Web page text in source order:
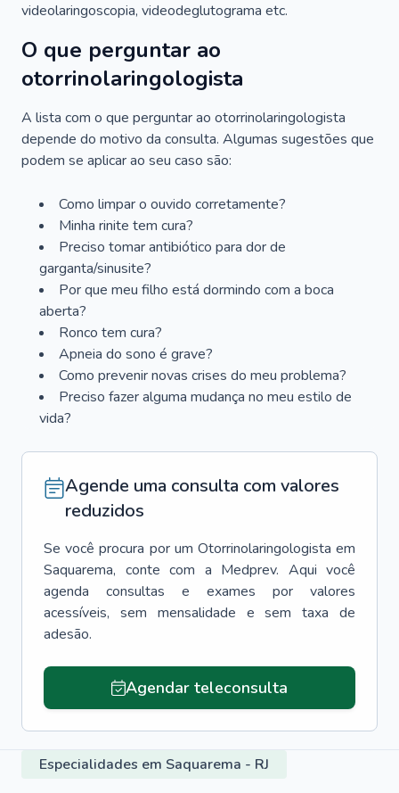
videolaringoscopia, videodeglutograma etc.
O que perguntar ao
otorrinolaringologista
A lista com o que perguntar ao otorrinolaringologista
depende do motivo da consulta. Algumas sugestões que
podem se aplicar ao seu caso são:
Como limpar o ouvido corretamente?
Minha rinite tem cura?
Preciso tomar antibiótico para dor de
garganta/sinusite?
Por que meu filho está dormindo com a boca
aberta?
Ronco tem cura?
Apneia do sono é grave?
Como prevenir novas crises do meu problema?
Preciso fazer alguma mudança no meu estilo de
vida?
Agende uma consulta com valores
reduzidos
Se você procura por um Otorrinolaringologista em
Saquarema, conte com a Medprev. Aqui você
agenda consultas e exames por valores
acessíveis, sem mensalidade e sem taxa de
adesão.
Agendar teleconsulta
Especialidades em Saquarema - RJ